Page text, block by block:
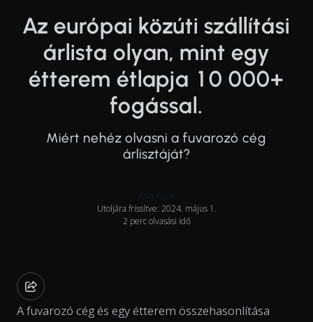
Az európai közúti szállítási
árlista olyan, mint egy
étterem étlapja 10 000+
fogással.
Miért nehéz olvasni a fuvarozó cég
árlisztáját?
Aivo Kurik
Utoljára frissítve: 2024. május 1.
2 perc olvasási idő
A fuvarozó cég és egy étterem összehasonlítása